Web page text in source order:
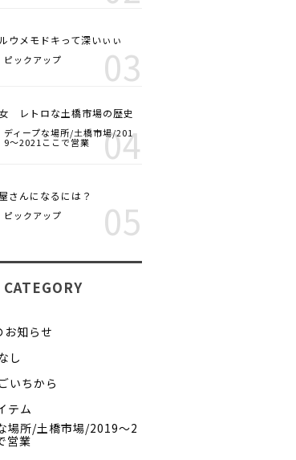
ウメモドキって深いぃぃ
ピックアップ 03
レトロな土橋市場の歴史
ディープな場所/土橋市場/201
9～2021ここで営業 04
さんになるには？
ピックアップ 05
CATEGORY
知らせ
し
いちから
テム
場所/土橋市場/2019～2
営業